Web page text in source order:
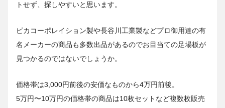
トせず、探しやすいと思います。
ピカコーポレイション製や長谷川工業製などプロ御用達の有
名メーカーの商品も多数出品があるのでお目当ての足場板が
見つかるのではないでしょうか。
価格帯は3,000円前後の安価なものから4万円前後。
5万円〜10万円の価格帯の商品は10枚セットなど複数枚販売